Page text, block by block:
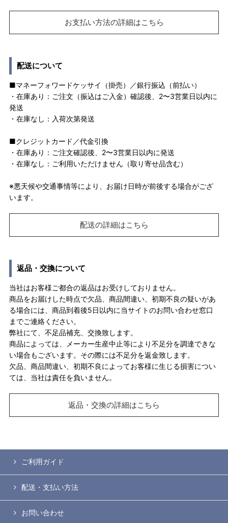
お支払い方法の詳細はこちら
配送について
■マネーフォワードケッサイ（掛売）／銀行振込（前払い）
・在庫あり：ご注文（振込はご入金）確認後、2〜3営業日以内に
発送
・在庫なし：入荷次第発送
■クレジットカード／代金引換
・在庫あり：ご注文確認後、2〜3営業日以内に発送
・在庫なし：ご利用いただけません（取り寄せ品含む）
※悪天候や交通事情等により、お届け日時が前後する場合がござ
います。
配送の詳細はこちら
返品・交換について
当社はお客様ご都合の返品はお受けしておりません。
商品をお届けした時点で欠品、商品間違い、初期不良の疑いがあ
る場合には、商品到着後5日以内に当サイトのお問い合わせ窓口
までご連絡ください。
弊社にて、不足品補充、交換致します。
商品によっては、メーカー生産中止等により不足分を調達できな
い場合もございます。その際には不足分を返金致します。
欠品、商品間違い、初期不良によってお客様に生じる損害につい
ては、当社は責任を負いません。
返品・交換の詳細はこちら
ご利用ガイド
配送・支払い方法
お問い合わせ